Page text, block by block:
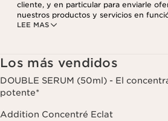
LEE MAS
cliente, y en particular para enviarle
nuestros productos y servicios en
de compra, sus hábitos y/o intereses,
momento haciendo click en el enlace
aparece en cada newsletter que reciba.
sobre la gestión de sus datos y sus
Los más vendidos
DOUBLE SERUM (50ml) - El
potente*
Addition Concentré Eclat